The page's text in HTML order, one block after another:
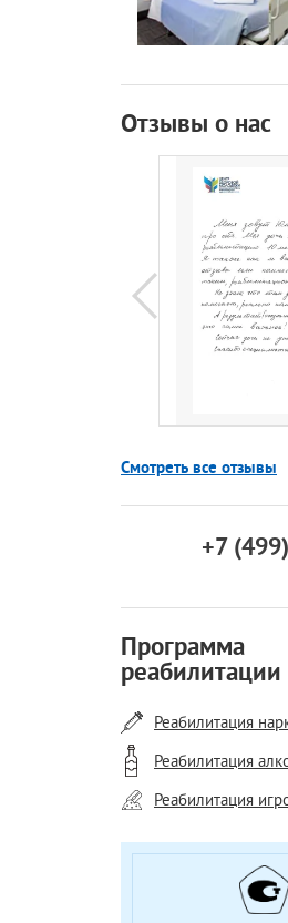
Отзывы о нас
Смотреть все отзывы
+7
Программа
реабилитации
Реабилитация
Реабилитация
Реабилитация